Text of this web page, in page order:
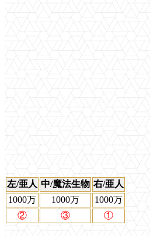
左/亜人 中/魔法生物 右/亜人
1000万
1000万
1000万
②
③ ①